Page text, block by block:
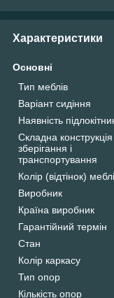
Характеристики
Основні
Тип меблів
Варіант сидіння
Наявність
Складна
зберігання і
транспортування
Колір (відтінок)
Виробник
Країна виробник
Гарантійний термін
Стан
Колір каркасу
Тип опор
Кількість опор